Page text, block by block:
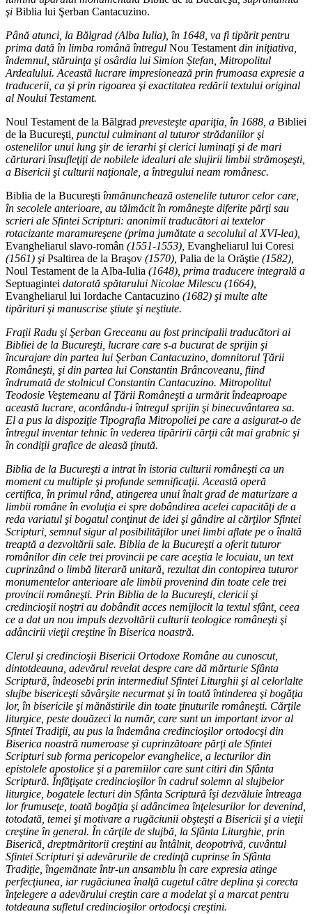
şi Biblia lui Şerban Cantacuzino.
Până atunci, la Bălgrad (Alba Iulia), în 1648, va fi tipărit pentru
prima dată în limba română întregul Nou Testament din iniţiativa,
îndemnul, stăruinţa şi osârdia lui Simion Ştefan, Mitropolitul
Ardealului. Această lucrare impresionează prin frumoasa expresie a
traducerii, ca şi prin rigoarea şi exactitatea redării textului original
al Noului Testament.
Noul Testament de la Bălgrad prevesteşte apariţia, în 1688, a Bibliei
de la Bucureşti , punctul culminant al tuturor strădaniilor şi
ostenelilor unui lung şir de ierarhi şi clerici luminaţi şi de mari
cărturari însufleţiţi de nobilele idealuri ale slujirii limbii strămoşeşti,
a Bisericii şi culturii naţionale, a întregului neam românesc.
Biblia de la Bucureşti înmănunchează ostenelile tuturor celor care,
în secolele anterioare, au tălmăcit în româneşte diferite părţi sau
scrieri ale Sfintei Scripturi: anonimii traducători ai textelor
rotacizante maramureşene (prima jumătate a secolului al XVI-lea),
Evangheliarul slavo-român (1551-1553), Evangheliarul lui Coresi
(1561) şi Psaltirea de la Braşov (1570), Palia de la Orăştie (1582),
Noul Testament de la Alba-Iulia (1648), prima traducere integrală a
Septuagintei datorată spătarului Nicolae Milescu (1664),
Evangheliarul lui Iordache Cantacuzino (1682) şi multe alte
tipărituri şi manuscrise ştiute şi neştiute.
Fraţii Radu şi Şerban Greceanu au fost principalii traducători ai
Bibliei de la Bucureşti, lucrare care s-a bucurat de sprijin şi
încurajare din partea lui Şerban Cantacuzino, domnitorul Ţării
Româneşti, şi din partea lui Constantin Brâncoveanu, fiind
îndrumată de stolnicul Constantin Cantacuzino. Mitropolitul
Teodosie Veştemeanu al Ţării Româneşti a urmărit îndeaproape
această lucrare, acordându-i întregul sprijin şi binecuvântarea sa.
El a pus la dispoziţie Tipografia Mitropoliei pe care a asigurat-o de
întregul inventar tehnic în vederea tipăririi cărţii cât mai grabnic şi
în condiţii grafice de aleasă ţinută.
Biblia de la Bucureşti a intrat în istoria culturii româneşti ca un
moment cu multiple şi profunde semnificaţii. Această operă
certifica, în primul rând, atingerea unui înalt grad de maturizare a
limbii române în evoluţia ei spre dobândirea acelei capacităţi de a
reda variatul şi bogatul conţinut de idei şi gândire al cărţilor Sfintei
Scripturi, semnul sigur al posibilităţilor unei limbi aflate pe o înaltă
treaptă a dezvoltării sale. Biblia de la Bucureşti a oferit tuturor
românilor din cele trei provincii pe care aceştia le locuiau, un text
cuprinzând o limbă literară unitară, rezultat din contopirea tuturor
monumentelor anterioare ale limbii provenind din toate cele trei
provincii româneşti. Prin Biblia de la Bucureşti, clericii şi
credincioşii noştri au dobândit acces nemijlocit la textul sfânt, ceea
ce a dat un nou impuls dezvoltării culturii teologice româneşti şi
adâncirii vieţii creştine în Biserica noastră.
Clerul şi credincioşii Bisericii Ortodoxe Române au cunoscut,
dintotdeauna, adevărul revelat despre care dă mărturie Sfânta
Scriptură, îndeosebi prin intermediul Sfintei Liturghii şi al celorlalte
slujbe bisericeşti săvârşite necurmat şi în toată întinderea şi bogăţia
lor, în bisericile şi mănăstirile din toate ţinuturile româneşti. Cărţile
liturgice, peste douăzeci la număr, care sunt un important izvor al
Sfintei Tradiţii, au pus la îndemâna credincioşilor ortodocşi din
Biserica noastră numeroase şi cuprinzătoare părţi ale Sfintei
Scripturi sub forma pericopelor evanghelice, a lecturilor din
epistolele apostolice şi a paremiilor care sunt citiri din Sfânta
Scriptură. Înfăţişate credincioşilor în cadrul solemn al slujbelor
liturgice, bogatele lecturi din Sfânta Scriptură îşi dezvăluie întreaga
lor frumuseţe, toată bogăţia şi adâncimea înţelesurilor lor devenind,
totodată, temei şi motivare a rugăciunii obşteşti a Bisericii şi a vieţii
creştine în general. În cărţile de slujbă, la Sfânta Liturghie, prin
Biserică, dreptmăritorii creştini au întâlnit, deopotrivă, cuvântul
Sfintei Scripturi şi adevărurile de credinţă cuprinse în Sfânta
Tradiţie, îngemănate într-un ansamblu în care expresia atinge
perfecţiunea, iar rugăciunea înalţă cugetul către deplina şi corecta
înţelegere a adevărului creştin care a modelat şi a marcat pentru
totdeauna sufletul credincioşilor ortodocşi creştini.